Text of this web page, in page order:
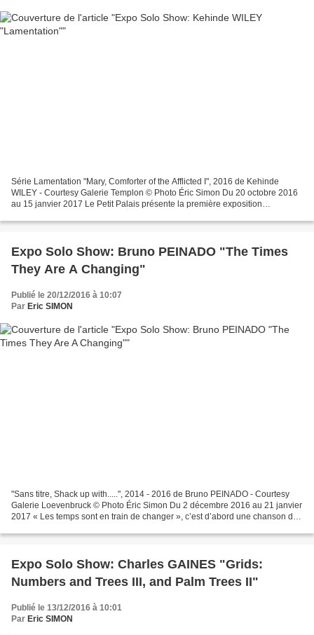
Série Lamentation "Mary, Comforter of the Afflicted I", 2016 de Kehinde
WILEY - Courtesy Galerie Templon © Photo Éric Simon Du 20 octobre 2016
au 15 janvier 2017 Le Petit Palais présente la première exposition
Expo Solo Show: Bruno PEINADO "The Times
They Are A Changing"
Publié le 20/12/2016 à 10:07
Par Eric SIMON
"Sans titre, Shack up with.....", 2014 - 2016 de Bruno PEINADO - Courtesy
Galerie Loevenbruck © Photo Éric Simon Du 2 décembre 2016 au 21 janvier
2017 « Les temps sont en train de changer », c’est d’abord une chanson de
Expo Solo Show: Charles GAINES "Grids:
Numbers and Trees III, and Palm Trees II"
Publié le 13/12/2016 à 10:01
Par Eric SIMON